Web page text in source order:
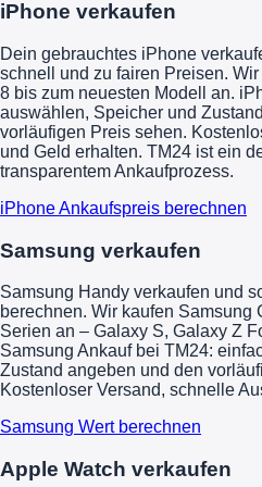
iPhone verkaufen
Dein gebrauchtes iPhone
schnell und zu fairen Preisen.
8 bis zum neuesten Modell an.
auswählen, Speicher und
vorläufigen Preis sehen.
und Geld erhalten. TM24 ist ein
transparentem Ankaufprozess.
iPhone Ankaufspreis berechnen
Samsung verkaufen
Samsung Handy verkaufen und
berechnen. Wir kaufen Samsung
Serien an – Galaxy S, Galaxy Z
Samsung Ankauf bei TM24:
Zustand angeben und den
Kostenloser Versand, schnelle
Samsung Wert berechnen
Apple Watch verkaufen